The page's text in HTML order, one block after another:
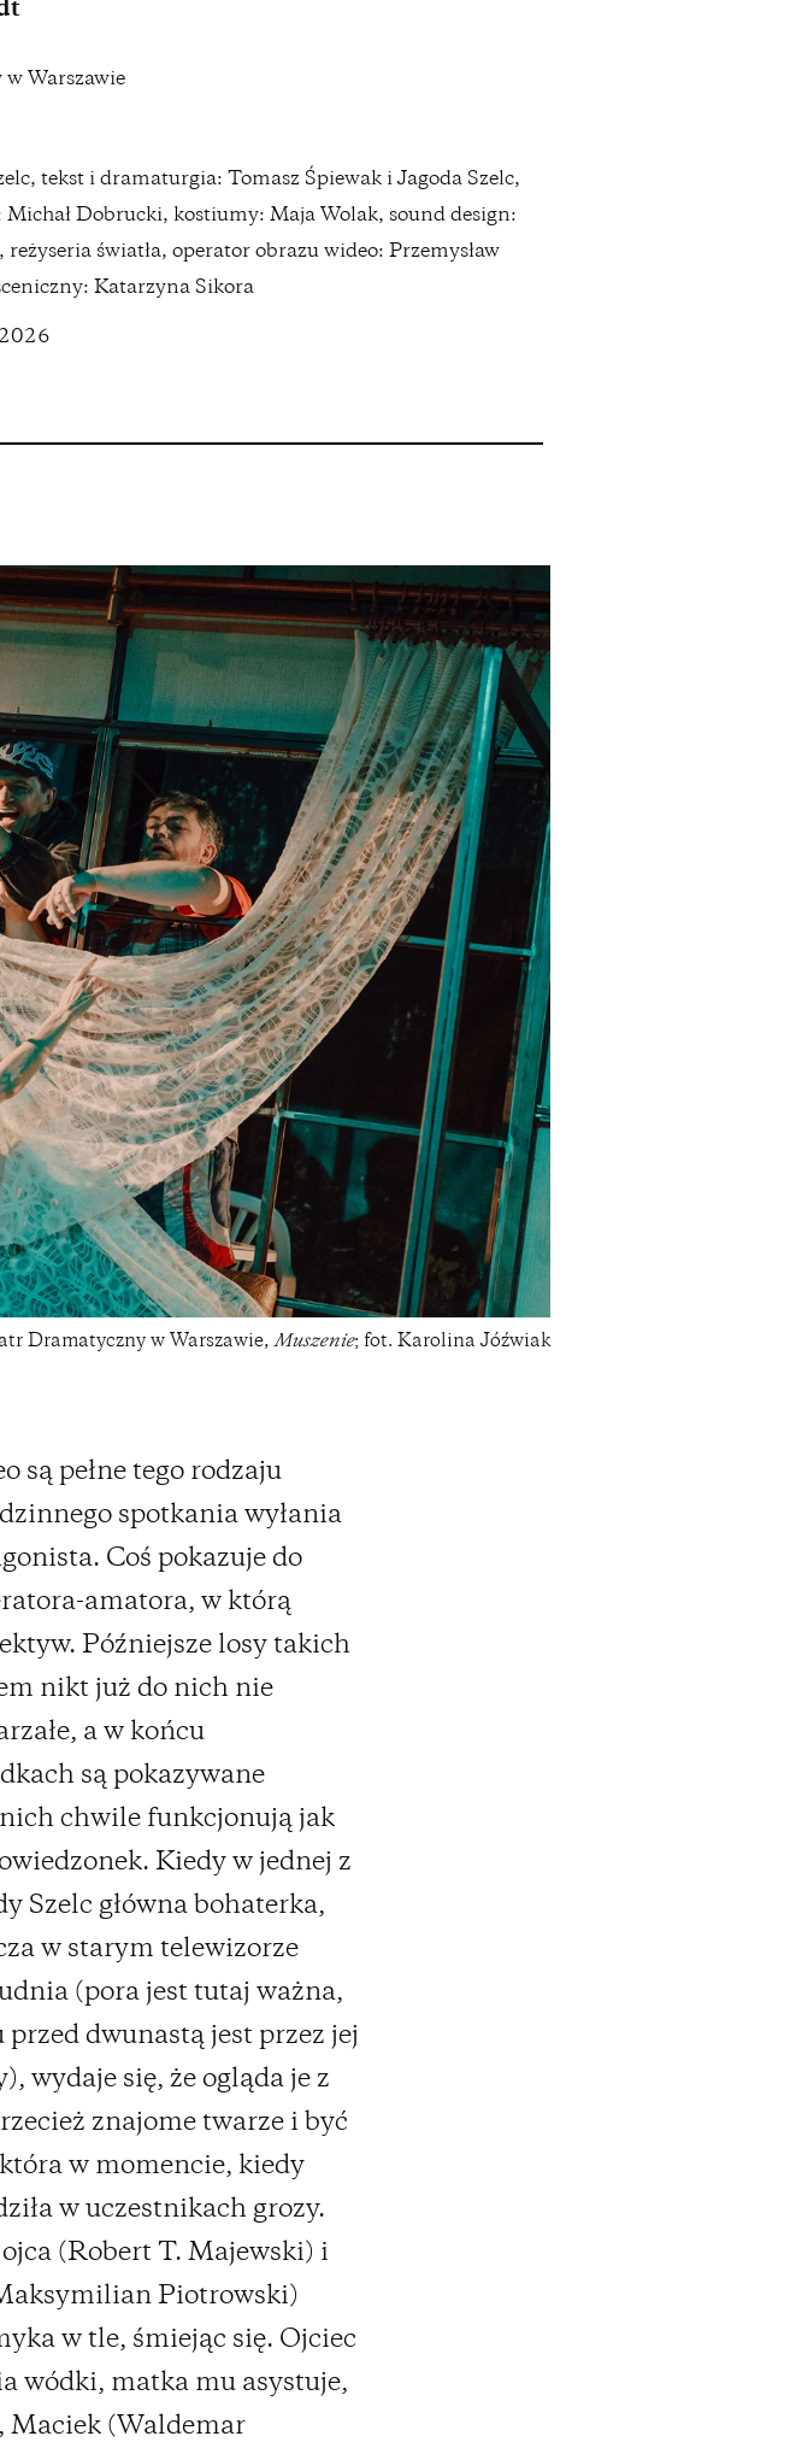
Warszawie
tekst i dramaturgia: Tomasz Śpiewak i Jagoda Szelc,
Michał Dobrucki, kostiumy: Maja Wolak, sound design:
reżyseria światła, operator obrazu wideo: Przemysław
Katarzyna Sikora
Dramatyczny w Warszawie, Muszenie; fot. Karolina Jóźwiak
są pełne tego rodzaju
spotkania wyłania
Coś pokazuje do
amatora, w którą
Późniejsze losy takich
nikt już do nich nie
a w końcu
są pokazywane
chwile funkcjonują jak
Kiedy w jednej z
Szelc główna bohaterka,
w starym telewizorze
(pora jest tutaj ważna,
dwunastą jest przez jej
wydaje się, że ogląda je z
znajome twarze i być
w momencie, kiedy
w uczestnikach grozy.
(Robert T. Majewski) i
Piotrowski)
w tle, śmiejąc się. Ojciec
wódki, matka mu asystuje,
Maciek (Waldemar